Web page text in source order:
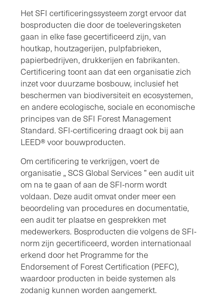
Het SFI certificeringssysteem zorgt ervoor dat
bosproducten die door de toeleveringsketen
gaan in elke fase gecertificeerd zijn, van
houtkap, houtzagerijen, pulpfabrieken,
papierbedrijven, drukkerijen en fabrikanten.
Certificering toont aan dat een organisatie zich
inzet voor duurzame bosbouw, inclusief het
beschermen van biodiversiteit en ecosystemen,
en andere ecologische, sociale en economische
principes van de SFI Forest Management
Standard. SFI-certificering draagt ook bij aan
LEED® voor bouwproducten.
Om certificering te verkrijgen, voert de
organisatie „ SCS Global Services ” een audit uit
om na te gaan of aan de SFI-norm wordt
voldaan. Deze audit omvat onder meer een
beoordeling van procedures en documentatie,
een audit ter plaatse en gesprekken met
medewerkers. Bosproducten die volgens de SFI-
norm zijn gecertificeerd, worden internationaal
erkend door het Programme for the
Endorsement of Forest Certification (PEFC),
waardoor producten in beide systemen als
zodanig kunnen worden aangemerkt.